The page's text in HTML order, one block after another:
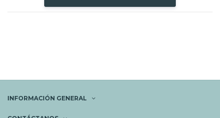
INFORMACIÓN GENERAL